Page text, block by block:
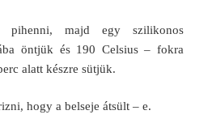
pihenni, majd egy szilikonos
öntjük és 190 Celsius – fokra
alatt készre sütjük.
hogy a belseje átsült – e.